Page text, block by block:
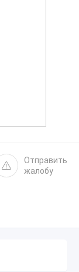
Отправить
жалобу